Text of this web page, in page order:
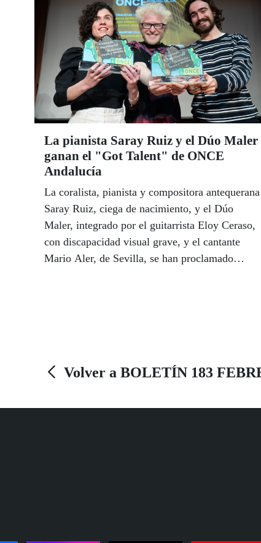
La pianista Saray Ruiz y el Dúo Maler
ganan el "Got Talent" de ONCE
Andalucía
La coralista, pianista y compositora antequerana
Saray Ruiz, ciega de nacimiento, y el Dúo
Maler, integrado por el guitarrista Eloy Ceraso,
con discapacidad visual grave, y el cantante
Mario Aler, de Sevilla, se han proclamado
Volver a BOLETÍN 183